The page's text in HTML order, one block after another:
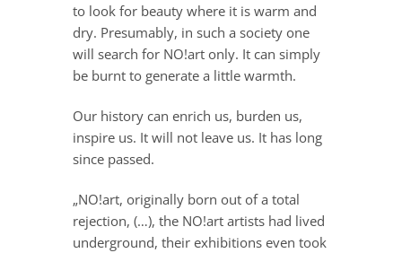
to look for beauty where it is warm and
dry. Presumably, in such a society one
will search for NO!art only. It can simply
be burnt to generate a little warmth.
Our history can enrich us, burden us,
inspire us. It will not leave us. It has long
since passed.
„NO!art, originally born out of a total
rejection, (…), the NO!art artists had lived
underground, their exhibitions even took